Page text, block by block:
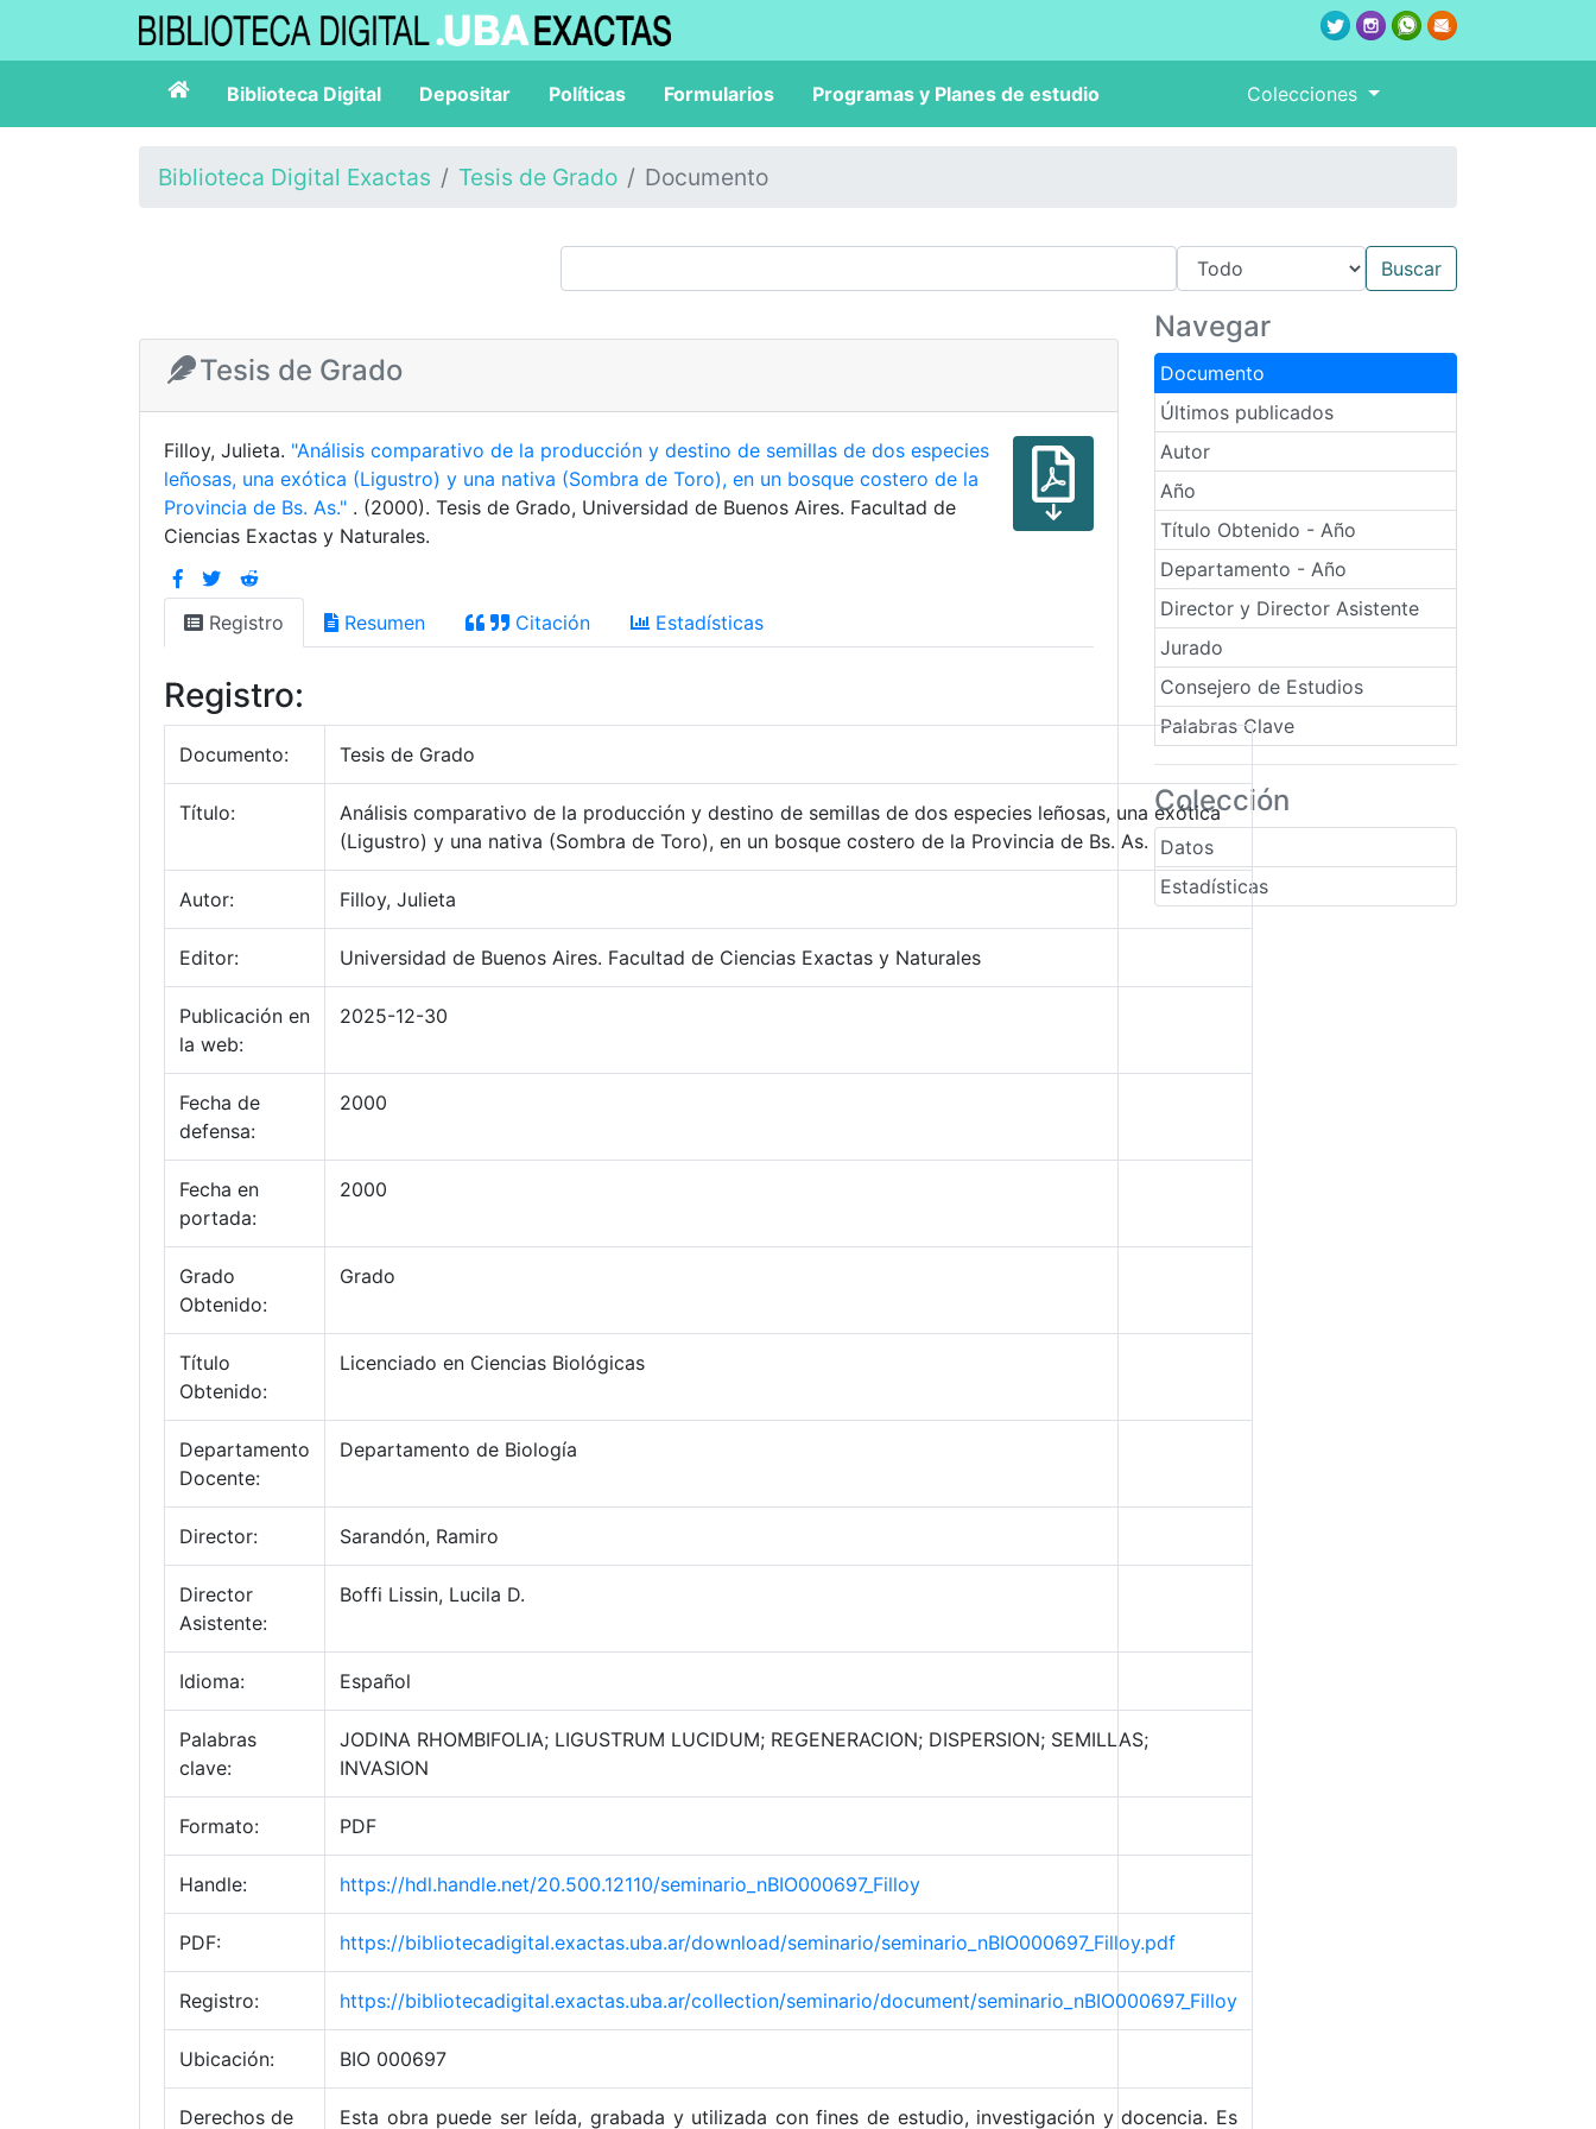
Biblioteca Digital Depositar Políticas Formularios Programas y Planes de estudio Colecciones
Biblioteca Digital Exactas Tesis de Grado Documento
Navegar
Documento
Últimos publicados
Autor
Año
Título Obtenido - Año
Departamento - Año
Director y Director Asistente
Jurado
Consejero de Estudios
Palabras Clave
Colección
Datos
Estadísticas
Tesis de Grado
Filloy, Julieta. "Análisis comparativo de la producción y destino de semillas de dos especies
leñosas, una exótica (Ligustro) y una nativa (Sombra de Toro), en un bosque costero de la
Provincia de Bs. As." . (2000). Tesis de Grado, Universidad de Buenos Aires. Facultad de
Ciencias Exactas y Naturales.
Registro Resumen Citación Estadísticas
Registro:
Documento: Tesis de Grado
Título:
Análisis comparativo de la producción y destino de semillas de dos especies leñosas, una exótica
(Ligustro) y una nativa (Sombra de Toro), en un bosque costero de la Provincia de Bs. As.
Autor: Filloy, Julieta
Editor: Universidad de Buenos Aires. Facultad de Ciencias Exactas y Naturales
Publicación en
la web:
2025-12-30
Fecha de
defensa:
2000
Fecha en
portada:
2000
Grado
Obtenido:
Grado
Título
Obtenido:
Licenciado en Ciencias Biológicas
Departamento
Docente:
Departamento de Biología
Director: Sarandón, Ramiro
Director
Asistente:
Boffi Lissin, Lucila D.
Idioma: Español
Palabras
clave:
JODINA RHOMBIFOLIA; LIGUSTRUM LUCIDUM; REGENERACION; DISPERSION; SEMILLAS;
INVASION
Formato: PDF
Handle: https://hdl.handle.net/20.500.12110/seminario_nBIO000697_Filloy
PDF: https://bibliotecadigital.exactas.uba.ar/download/seminario/seminario_nBIO000697_Filloy.pdf
Registro: https://bibliotecadigital.exactas.uba.ar/collection/seminario/document/seminario_nBIO000697_Filloy
Ubicación: BIO 000697
Derechos de Esta obra puede ser leída, grabada y utilizada con fines de estudio, investigación y docencia. Es